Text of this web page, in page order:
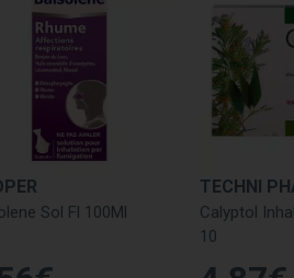
pour Rhinosinusite
les symptômes et améliorer
:
aident à réduire l'inflammation
sinus et facilitent le drainage.
soulagent les symptômes de
Sol Fl 100Ml
TECHNI
Calyptol
10